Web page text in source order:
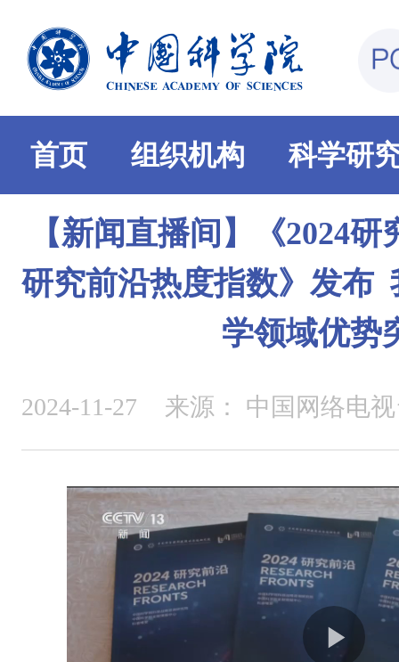
首页 组织机构 科学研
【新闻直播间】《2024
研究前沿热度指数》发布
学领域优势
2024-11-27 来源： 中国网络电